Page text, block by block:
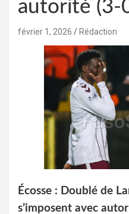
autorité (3-
février 1, 2026 Rédaction
Écosse : Doublé de
s’imposent avec